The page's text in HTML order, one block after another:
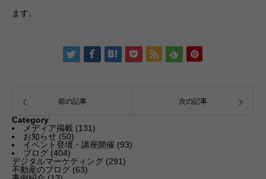
ます。
前の記事 次の記事
Category
メディア掲載 (131)
お知らせ (50)
イベント登壇・講座開催 (93)
ブログ (404)
デジタルマーケティング (291)
不動産のブログ (63)